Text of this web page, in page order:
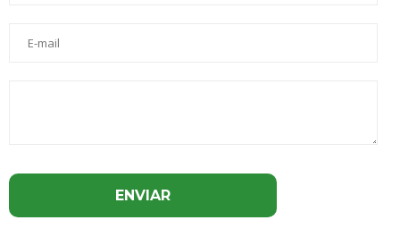
ENVIAR